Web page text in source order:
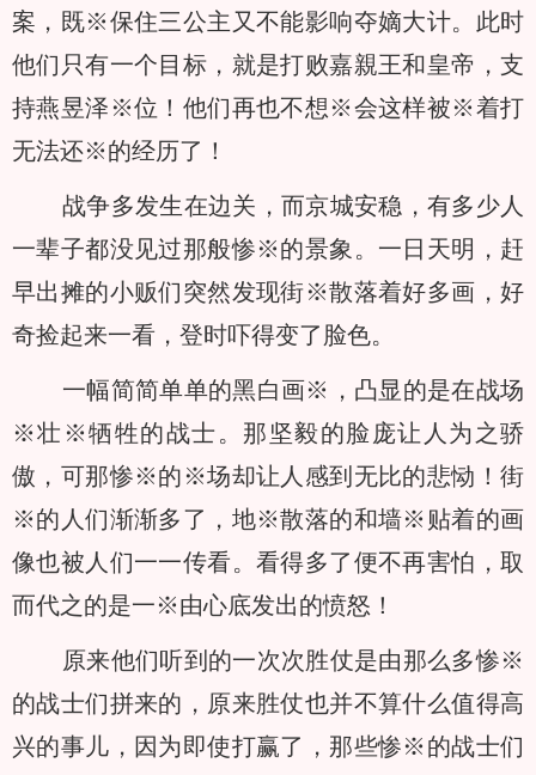
案，既※保住三公主又不能影响夺嫡大计。此时
他们只有一个目标，就是打败嘉親王和皇帝，支
持燕昱泽※位！他们再也不想※会这样被※着打
无法还※的经历了！
战争多发生在边关，而京城安稳，有多少人
一辈子都没见过那般惨※的景象。一日天明，赶
早出摊的小贩们突然发现街※散落着好多画，好
奇捡起来一看，登时吓得变了脸色。
一幅简简单单的黑白画※，凸显的是在战场
※壮※牺牲的战士。那坚毅的脸庞让人为之骄
傲，可那惨※的※场却让人感到无比的悲恸！街
※的人们渐渐多了，地※散落的和墙※贴着的画
像也被人们一一传看。看得多了便不再害怕，取
而代之的是一※由心底发出的愤怒！
原来他们听到的一次次胜仗是由那么多惨※
的战士们拼来的，原来胜仗也并不算什么值得高
兴的事儿，因为即使打赢了，那些惨※的战士们